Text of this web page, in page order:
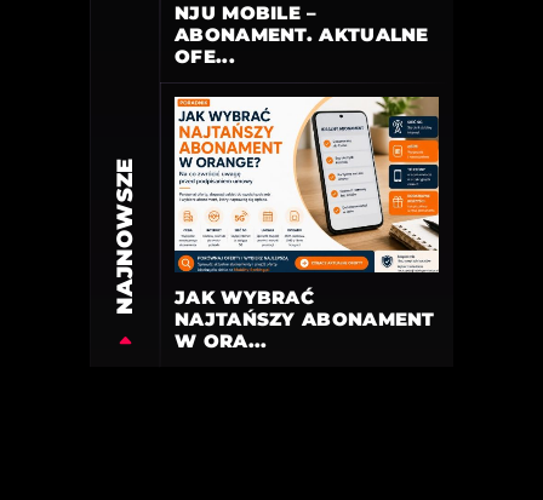
NAJNOWSZE
NJU MOBILE –
ABONAMENT. AKTUALNE
OFE...
JAK WYBRAĆ
NAJTAŃSZY ABONAMENT
W ORA...